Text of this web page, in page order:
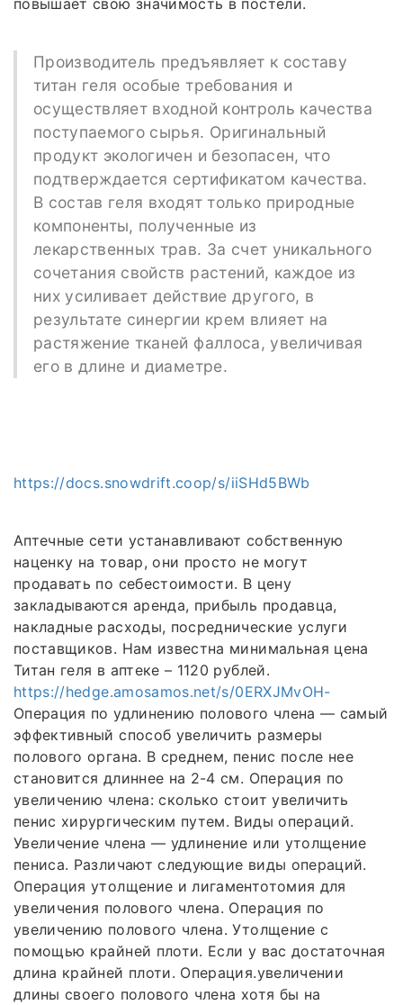
Производитель предъявляет к составу
титан геля особые требования и
осуществляет входной контроль качества
поступаемого сырья. Оригинальный
продукт экологичен и безопасен, что
подтверждается сертификатом качества.
В состав геля входят только природные
компоненты, полученные из
лекарственных трав. За счет уникального
сочетания свойств растений, каждое из
них усиливает действие другого, в
результате синергии крем влияет на
растяжение тканей фаллоса, увеличивая
его в длине и диаметре.
https://docs.snowdrift.coop/s/iiSHd5BWb
Аптечные сети устанавливают собственную
наценку на товар, они просто не могут
продавать по себестоимости. В цену
закладываются аренда, прибыль продавца,
накладные расходы, посреднические услуги
поставщиков. Нам известна минимальная цена
Титан геля в аптеке – 1120 рублей.
https://hedge.amosamos.net/s/0ERXJMvOH-
Операция по удлинению полового члена — самый
эффективный способ увеличить размеры
полового органа. В среднем, пенис после нее
становится длиннее на 2-4 см. Операция по
увеличению члена: сколько стоит увеличить
пенис хирургическим путем. Виды операций.
Увеличение члена — удлинение или утолщение
пениса. Различают следующие виды операций.
Операция утолщение и лигаментотомия для
увеличения полового члена. Операция по
увеличению полового члена. Утолщение с
помощью крайней плоти. Если у вас достаточная
длина крайней плоти. Операция.увеличении
длины своего полового члена хотя бы на